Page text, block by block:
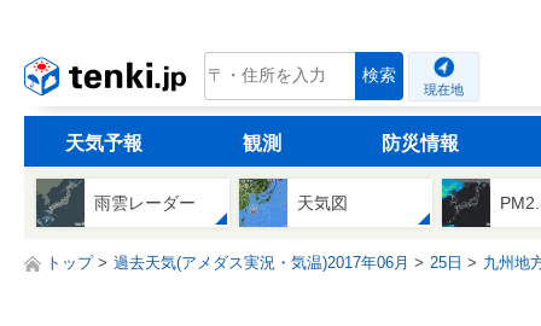
tenki.jp 検索
現在地
天気予報 観測 防災情報
雨雲レーダー 天気図
トップ 過去天気(アメダス実況・気温)2017年06月 25日 九州地